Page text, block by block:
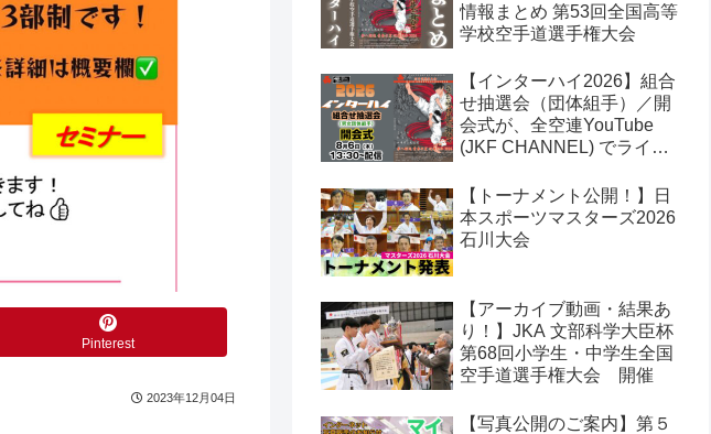
Pinterest
2023年12月04日
情報まとめ 第53回全国高等
学校空手道選手権大会
【インターハイ2026】組合
せ抽選会（団体組手）／開
会式が、全空連YouTube
(JKF CHANNEL) でライブ
高等学校空手道選手権大会
【トーナメント公開！】日
本スポーツマスターズ2026
石川大会
【アーカイブ動画・結果あ
り！】JKA 文部科学大臣杯
第68回小学生・中学生全国
空手道選手権大会 開催
【写真公開のご案内】第５